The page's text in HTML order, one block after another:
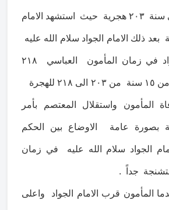
سلام الله عليه الى سنة ٢٠٣ هجرية حيث استشهد الامام
بعد ذلك الامام الجواد سلام الله عليه
وبقي الامام الجواد في زمان المأمون العباسي ٢١٨
هجرية يعني قريب من ١٥ سنة من ٢٠٣ الى ٢١٨ للهجرة
كانت ٢١٨ وفاة المأمون واستقلال المعتصم بأمر
بصورة عامة الاوضاع بين الحكم
الجواد سلام الله عليه في زمان
جداً .
المأمون قرب الامام الجواد واعلى